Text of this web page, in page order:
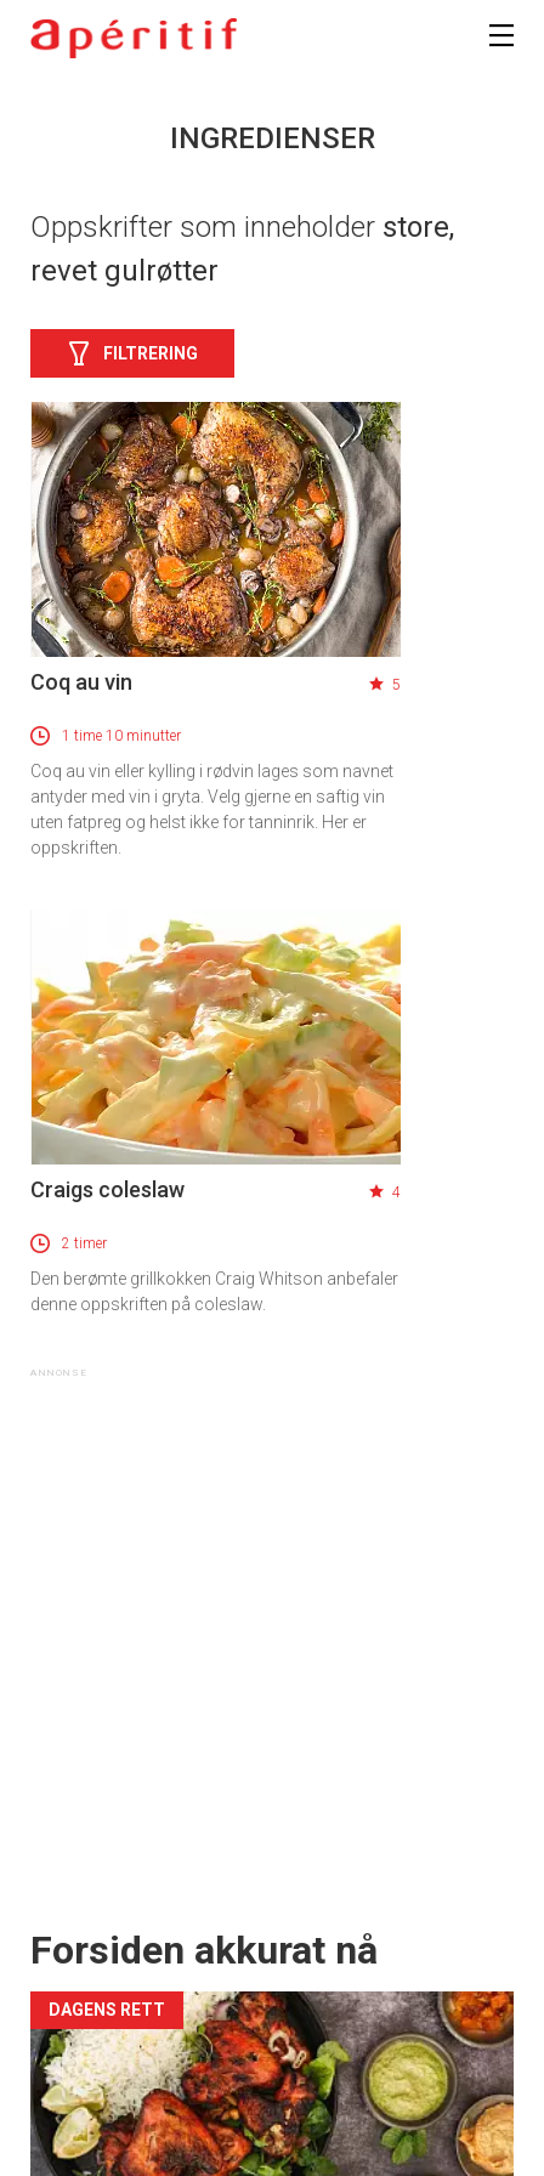
INGREDIENSER
Oppskrifter som inneholder store,
revet gulrøtter
FILTRERING
Coq au vin 5
1 time 10 minutter
Coq au vin eller kylling i rødvin lages som navnet
antyder med vin i gryta. Velg gjerne en saftig vin
uten fatpreg og helst ikke for tanninrik. Her er
oppskriften.
Craigs coleslaw 4
2 timer
Den berømte grillkokken Craig Whitson anbefaler
denne oppskriften på coleslaw.
Forsiden akkurat nå
DAGENS RETT